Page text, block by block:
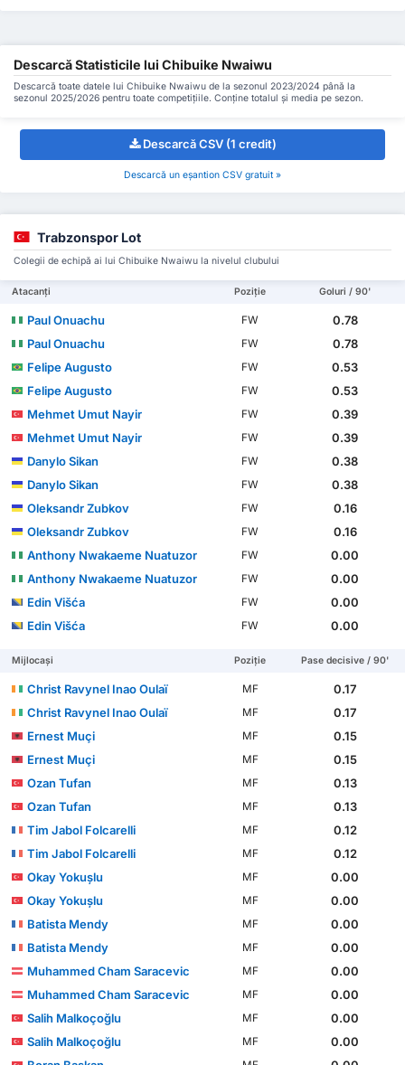
Descarcă Statisticile lui Chibuike Nwaiwu
Descarcă toate datele lui Chibuike Nwaiwu de la sezonul 2023/2024 până la
sezonul 2025/2026 pentru toate competițiile. Conține totalul și media pe sezon.
Descarcă CSV (1 credit)
Descarcă un eșantion CSV gratuit »
Trabzonspor Lot
Colegii de echipă ai lui Chibuike Nwaiwu la nivelul clubului
Atacanți Poziție Goluri / 90'
Paul Onuachu FW
0.78
Paul Onuachu
FW
0.78
Felipe Augusto
FW
0.53
Felipe Augusto
FW
0.53
Mehmet Umut Nayir
FW
0.39
Mehmet Umut Nayir
FW
0.39
Danylo Sikan
FW
0.38
Danylo Sikan
FW
0.38
Oleksandr Zubkov
FW
0.16
Oleksandr Zubkov
FW
0.16
Anthony Nwakaeme Nuatuzor
FW
0.00
Anthony Nwakaeme Nuatuzor
FW
0.00
Edin Višća
FW
0.00
Edin Višća
FW 0.00
Mijlocași Poziție Pase decisive / 90'
Christ Ravynel Inao Oulaï MF
0.17
Christ Ravynel Inao Oulaï
MF
0.17
Ernest Muçi
MF
0.15
Ernest Muçi
MF
0.15
Ozan Tufan
MF
0.13
Ozan Tufan
MF
0.13
Tim Jabol Folcarelli
MF
0.12
Tim Jabol Folcarelli
MF
0.12
Okay Yokuşlu
MF
0.00
Okay Yokuşlu
MF
0.00
Batista Mendy
MF
0.00
Batista Mendy
MF
0.00
Muhammed Cham Saracevic
MF
0.00
Muhammed Cham Saracevic
MF
0.00
Salih Malkoçoğlu
MF
0.00
Salih Malkoçoğlu
MF
0.00